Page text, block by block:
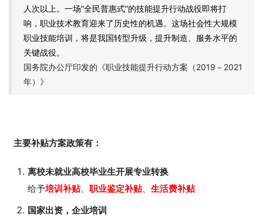
人次以上。一场“全民普惠式”的技能提升行动战役即将打
响，职业技术教育迎来了历史性的机遇。这场社会性大规模
职业技能培训，将是我国转型升级，提升制造、服务水平的
关键战役。
国务院办公厅印发的《职业技能提升行动方案（2019－2021
年）》
主要补贴方案政策有：
离校未就业高校毕业生开展专业转换
给予培训补贴、 职业鉴定补贴、 生活费补贴
国家出资，企业培训